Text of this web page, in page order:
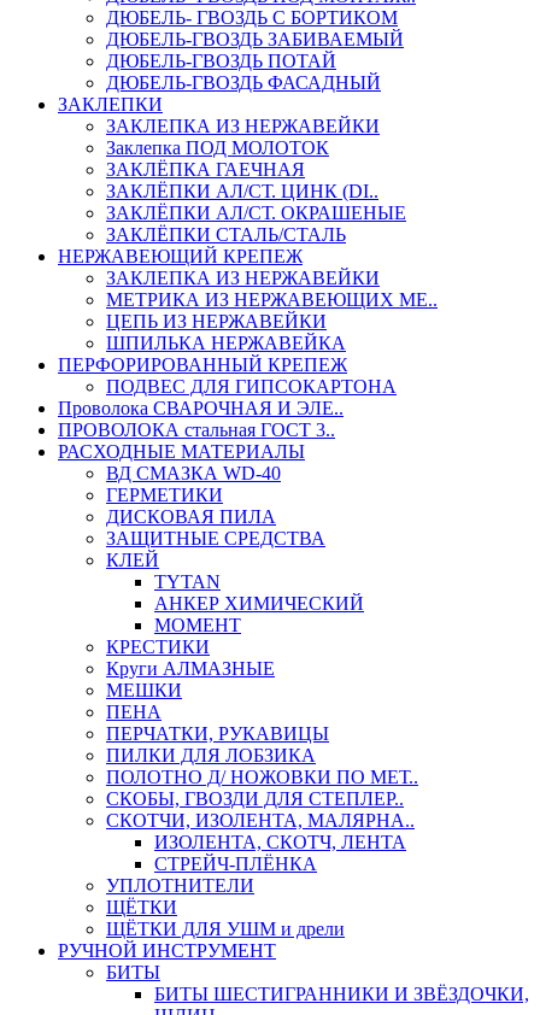
ДЮБЕЛЬ- ГВОЗДЬ С БОРТИКОМ
ДЮБЕЛЬ-ГВОЗДЬ ЗАБИВАЕМЫЙ
ДЮБЕЛЬ-ГВОЗДЬ ПОТАЙ
ДЮБЕЛЬ-ГВОЗДЬ ФАСАДНЫЙ
ЗАКЛЕПКИ
ЗАКЛЕПКА ИЗ НЕРЖАВЕЙКИ
Заклепка ПОД МОЛОТОК
ЗАКЛЁПКА ГАЕЧНАЯ
ЗАКЛЁПКИ АЛ/СТ. ЦИНК (DI..
ЗАКЛЁПКИ АЛ/СТ. ОКРАШЕНЫЕ
ЗАКЛЁПКИ СТАЛЬ/СТАЛЬ
НЕРЖАВЕЮЩИЙ КРЕПЕЖ
ЗАКЛЕПКА ИЗ НЕРЖАВЕЙКИ
МЕТРИКА ИЗ НЕРЖАВЕЮЩИХ МЕ..
ЦЕПЬ ИЗ НЕРЖАВЕЙКИ
ШПИЛЬКА НЕРЖАВЕЙКА
ПЕРФОРИРОВАННЫЙ КРЕПЕЖ
ПОДВЕС ДЛЯ ГИПСОКАРТОНА
Проволока СВАРОЧНАЯ И ЭЛЕ..
ПРОВОЛОКА стальная ГОСТ 3..
РАСХОДНЫЕ МАТЕРИАЛЫ
ВД СМАЗКА WD-40
ГЕРМЕТИКИ
ДИСКОВАЯ ПИЛА
ЗАЩИТНЫЕ СРЕДСТВА
КЛЕЙ
TYTAN
АНКЕР ХИМИЧЕСКИЙ
МОМЕНТ
КРЕСТИКИ
Круги АЛМАЗНЫЕ
МЕШКИ
ПЕНА
ПЕРЧАТКИ, РУКАВИЦЫ
ПИЛКИ ДЛЯ ЛОБЗИКА
ПОЛОТНО Д/ НОЖОВКИ ПО МЕТ..
СКОБЫ, ГВОЗДИ ДЛЯ СТЕПЛЕР..
СКОТЧИ, ИЗОЛЕНТА, МАЛЯРНА..
ИЗОЛЕНТА, СКОТЧ, ЛЕНТА
СТРЕЙЧ-ПЛЁНКА
УПЛОТНИТЕЛИ
ЩЁТКИ
ЩЁТКИ ДЛЯ УШМ и дрели
РУЧНОЙ ИНСТРУМЕНТ
БИТЫ
БИТЫ ШЕСТИГРАННИКИ И ЗВЁЗДОЧКИ,